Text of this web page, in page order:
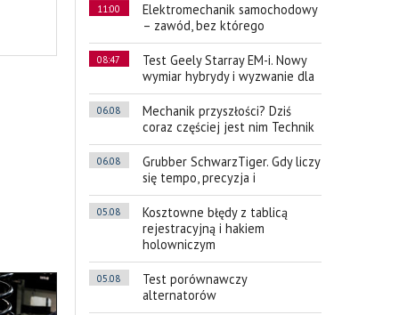
11:00
Elektromechanik samochodowy
– zawód, bez którego
08:47
Test Geely Starray EM-i. Nowy
wymiar hybrydy i wyzwanie dla
06.08
Mechanik przyszłości? Dziś
coraz częściej jest nim Technik
06.08
Grubber SchwarzTiger. Gdy liczy
się tempo, precyzja i
05.08
Kosztowne błędy z tablicą
rejestracyjną i hakiem
holowniczym
05.08
Test porównawczy
alternatorów